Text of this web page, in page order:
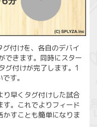
付けを、各自のデバイ
できます。同時にスター
グ付けが完了します。1
す。
り早くタグ付けした試合
。これでよりフィード
かすことも簡単になりま